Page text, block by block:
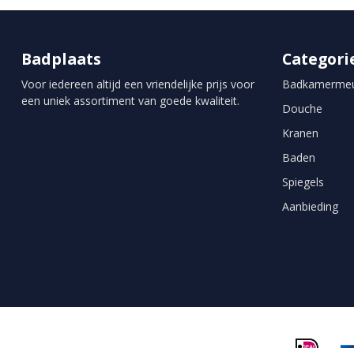
Badplaats
Voor iedereen altijd een vriendelijke prijs voor
een uniek assortiment van goede kwaliteit.
Douche
Kranen
Baden
Spiegels
Aanbieding